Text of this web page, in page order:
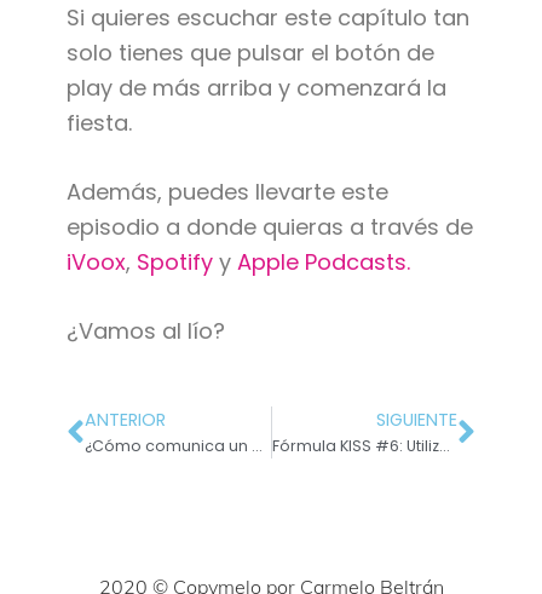
Si quieres escuchar este capítulo tan
solo tienes que pulsar el botón de
play de más arriba y comenzará la
fiesta.
Además, puedes llevarte este
episodio a donde quieras a través de
iVoox, Spotifyy Apple Podcasts.
¿Vamos al lío?
ANTERIOR
¿Cómo comunica un coach para ayudar a sus clientes?
SIGUIENTE
Fórmula KISS #6: Utiliza un lenguaje sencillo
2020 © Copymelo por Carmelo Beltrán